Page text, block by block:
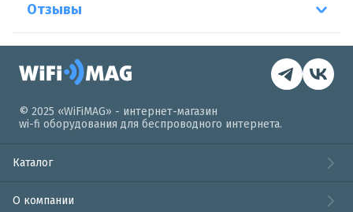
Отзывы
© 2025 «WiFiMAG» - интернет-магазин
wi-fi оборудования для беспроводного интернета.
Каталог
О компании